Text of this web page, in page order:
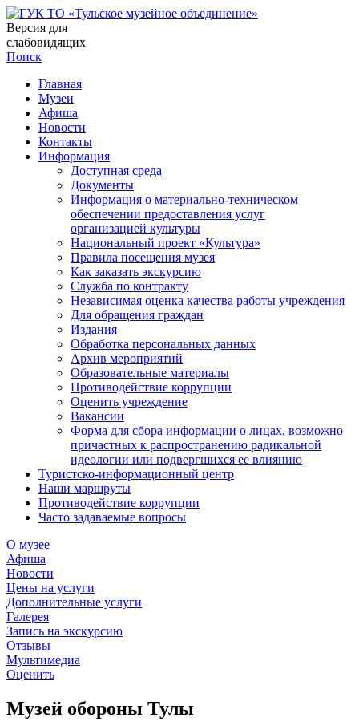
Версия для
слабовидящих
Поиск
Главная
Музеи
Афиша
Новости
Контакты
Информация
Доступная среда
Документы
Информация о материально-техническом
обеспечении предоставления услуг
организацией культуры
Национальный проект «Культура»
Правила посещения музея
Как заказать экскурсию
Служба по контракту
Независимая оценка качества работы учреждения
Для обращения граждан
Издания
Обработка персональных данных
Архив мероприятий
Образовательные материалы
Противодействие коррупции
Оценить учреждение
Вакансии
Форма для сбора информации о лицах, возможно
причастных к распространению радикальной
идеологии или подвергшихся ее влиянию
Туристско-информационный центр
Наши маршруты
Противодействие коррупции
Часто задаваемые вопросы
О музее
Афиша
Новости
Цены на услуги
Дополнительные услуги
Галерея
Запись на экскурсию
Отзывы
Мультимедиа
Оценить
Музей обороны Тулы